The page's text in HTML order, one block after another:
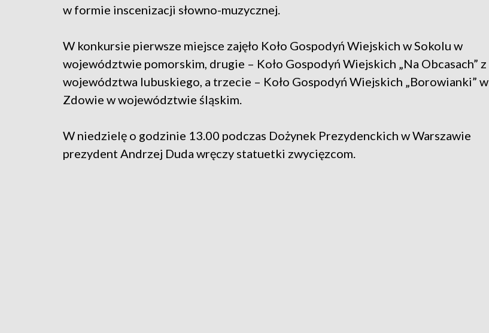
w formie inscenizacji słowno-muzycznej.
W konkursie pierwsze miejsce zajęło Koło Gospodyń Wiejskich w Sokolu w
województwie pomorskim, drugie – Koło Gospodyń Wiejskich „Na Obcasach” z
województwa lubuskiego, a trzecie – Koło Gospodyń Wiejskich „Borowianki” w
Zdowie w województwie śląskim.
W niedzielę o godzinie 13.00 podczas Dożynek Prezydenckich w Warszawie
prezydent Andrzej Duda wręczy statuetki zwycięzcom.